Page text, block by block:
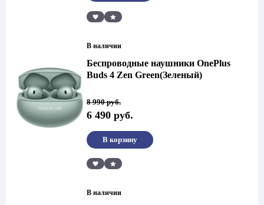
Сравнить
В наличии
Беспроводные наушники OnePlus
Buds 4 Zen Green(Зеленый)
8 990руб.
Первоначальная
цена
составляла
990 руб..
6 490 руб.
Текущая
цена:
6
490 руб..
Сравнить
В корзину
В наличии